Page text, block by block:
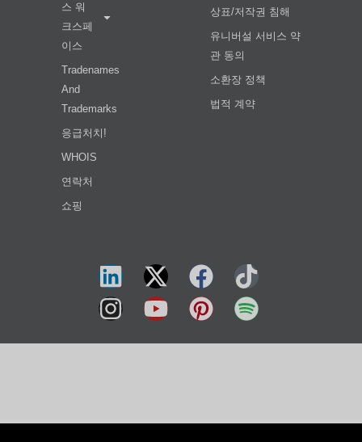
스 워
크스페
이스
Tradenames
And
Trademarks
응급처치!
WHOIS
연락처
쇼핑
상표/저작권 침해
유니버설 서비스 약
관 동의
소환장 정책
법적 계약